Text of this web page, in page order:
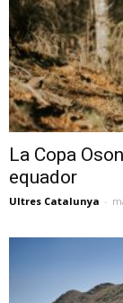
La Copa
equador
Ultres Catalunya -